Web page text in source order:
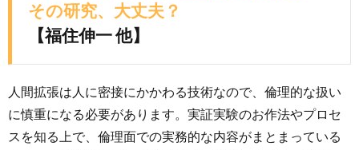
その研究、大丈夫？
【福住伸一 他】
人間拡張は人に密接にかかわる技術なので、倫理的な扱い
に慎重になる必要があります。実証実験のお作法やプロセ
スを知る上で、倫理面での実務的な内容がまとまっている